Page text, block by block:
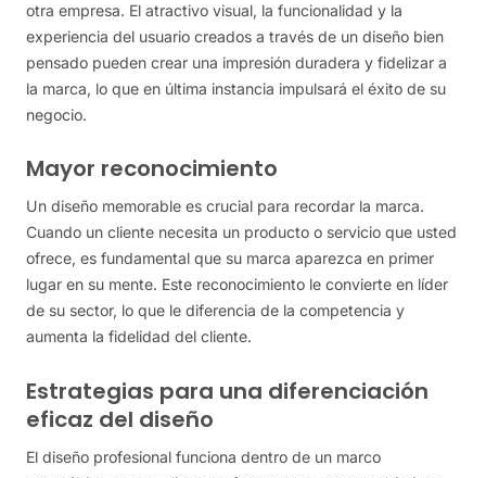
otra empresa. El atractivo visual, la funcionalidad y la
experiencia del usuario creados a través de un diseño bien
pensado pueden crear una impresión duradera y fidelizar a
la marca, lo que en última instancia impulsará el éxito de su
negocio.
Mayor reconocimiento
Un diseño memorable es crucial para recordar la marca.
Cuando un cliente necesita un producto o servicio que usted
ofrece, es fundamental que su marca aparezca en primer
lugar en su mente. Este reconocimiento le convierte en líder
de su sector, lo que le diferencia de la competencia y
aumenta la fidelidad del cliente.
Estrategias para una diferenciación
eficaz del diseño
El diseño profesional funciona dentro de un marco